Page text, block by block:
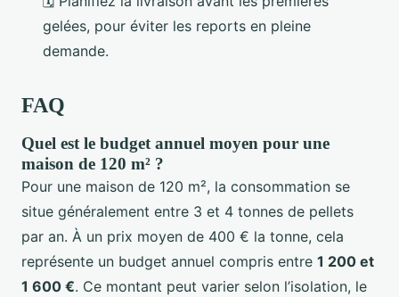
gelées, pour éviter les reports en pleine
demande.
FAQ
Quel est le budget annuel moyen pour une
maison de 120 m² ?
Pour une maison de 120 m², la consommation se
situe généralement entre 3 et 4 tonnes de pellets
par an. À un prix moyen de 400 € la tonne, cela
représente un budget annuel compris entre 1 200 et
1 600 €. Ce montant peut varier selon l’isolation, le